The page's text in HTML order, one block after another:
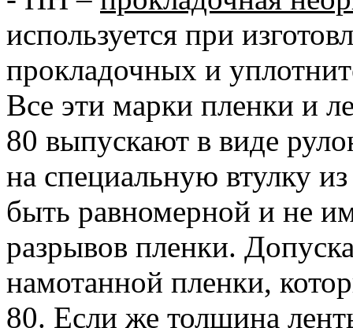
используется при
прокладочных и
Все эти марки пленки и
80 выпускают в виде
на специальную втулку
быть равномерной и не
разрывов пленки.
намотанной пленки,
80. Если же толщина